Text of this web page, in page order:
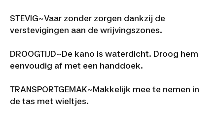
STEVIG~Vaar zonder zorgen dankzij de
verstevigingen aan de wrijvingszones.
DROOGTIJD~De kano is waterdicht. Droog hem
eenvoudig af met een handdoek.
TRANSPORTGEMAK~Makkelijk mee te nemen in
de tas met wieltjes.